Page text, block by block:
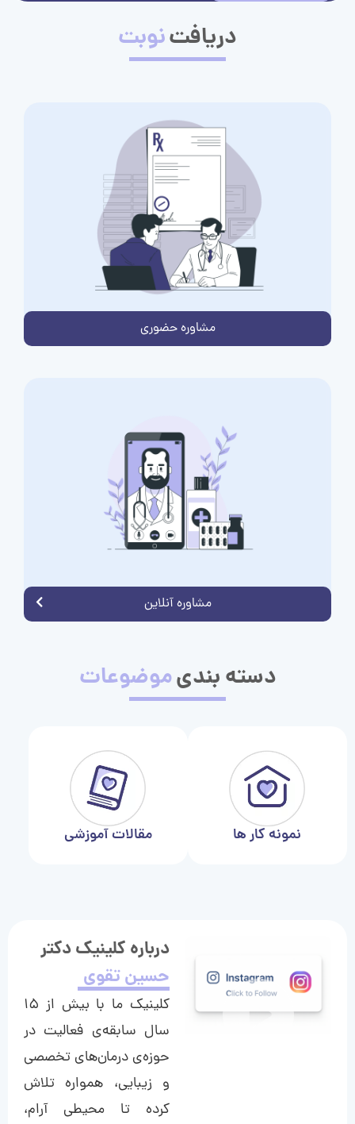
دریافتنوبت
مشاوره حضوری
مشاوره آنلاین
دسته بندیموضوعات
نمونه کار ها مقالات آموزشی
درباره کلینیک دکتر
حسین تقوی
کلینیک ما با بیش از ۱۵
سال سابقه‌ی فعالیت در
حوزه‌ی درمان‌های تخصصی
و زیبایی، همواره تلاش
کرده تا محیطی آرام،